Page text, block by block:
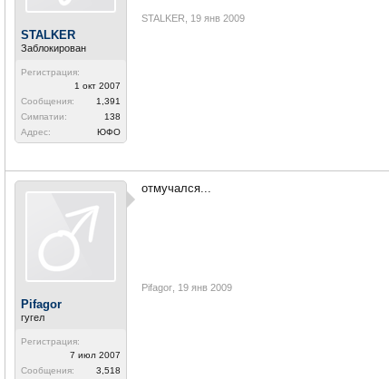
STALKER
Заблокирован
Регистрация:
1 окт 2007
Сообщения:
1,391
Симпатии:
138
Адрес:
ЮФО
STALKER 19 янв 2009
Pifagor
гугел
Регистрация:
7 июл 2007
Сообщения:
3,518
отмучался...
Pifagor 19 янв 2009